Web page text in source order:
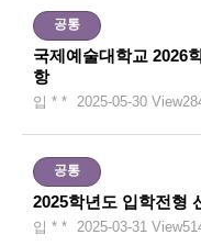
공통
국제예술대학교 2026
항
입 * * 2025-05-30 View
공통
2025학년도 입학전형
입 * * 2025-03-31 View